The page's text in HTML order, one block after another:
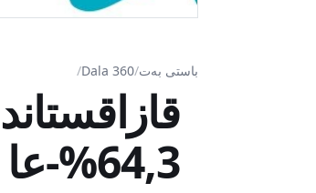
باستى بەت/
Dala 360
/
64,3%-عا جەتۋٸ مٷمكٸن